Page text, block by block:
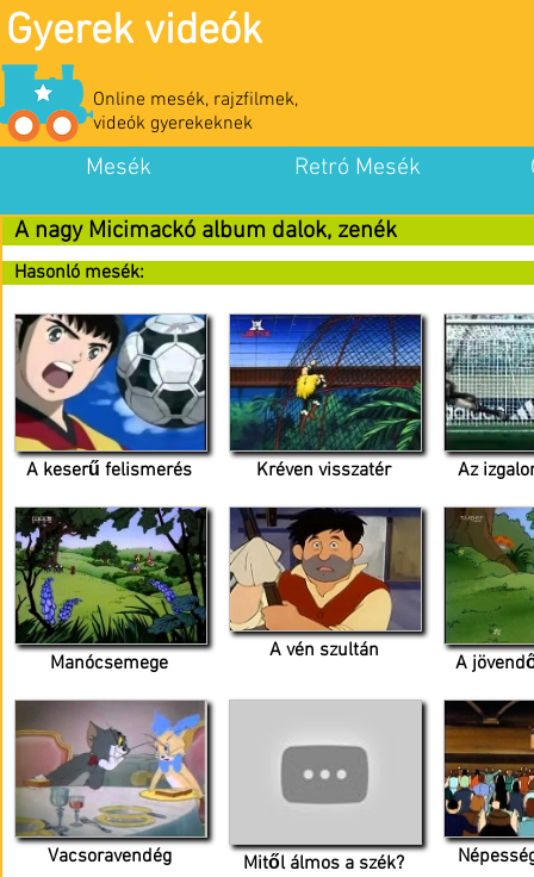
Gyerek videók
Online mesék, rajzfilmek,
videók gyerekeknek
Mesék Retró Mesék
A nagy Micimackó album dalok, zenék
Hasonló mesék:
A keserű felismerés Kréven visszatér Az
Manócsemege
A vén szultán
A
Vacsoravendég Mitől álmos a szék?